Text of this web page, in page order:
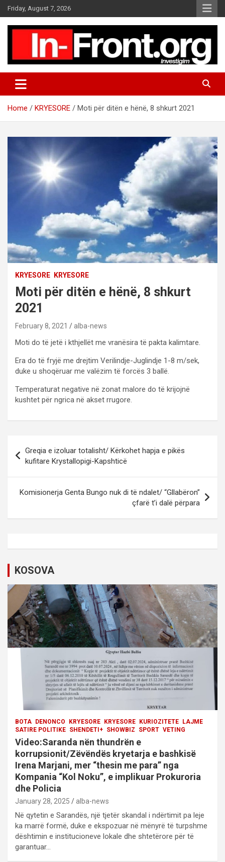
k
n
Friday, August 7, 2026
Home KRYESORE Moti për ditën e hënë, 8 shkurt 2021
KRYESORE KRYESORE
Moti për ditën e hënë, 8 shkurt
2021
February 8, 2021 alba-news
Moti do të jetë i kthjellët me vranësira të pakta kalimtare.
Era do të fryjë me drejtim Verilindje-Juglindje 1-8 m/sek,
duke u shoqëruar me valëzim të forcës 3 ballë.
Temperaturat negative në zonat malore do të krijojnë
kushtet për ngrica në akset rrugore.
s
a
a
i
o
n
Greqia e izoluar totalisht/ Kërkohet hapja e pikës
kufitare Krystallopigi-Kapshticë
Komisionerja Genta Bungo nuk di të ndalet/ “Gllabëron”
çfarë t’i dalë përpara
KOSOVA
BOTA DENONCO KRYESORE KRYESORE KURIOZITETE
LAJME
SATIRE POLITIKE SHENDETI+ SHOWBIZ SPORT VETING
Video:Saranda nën thundrën e
korrupsionit/Zëvëndës kryetarja e bashkisë
Irena Marjani, mer “thesin me para” nga
Kompania “Kol Noku”, e implikuar Prokuroria
dhe Policia
January 28, 2025 alba-news
Në qytetin e Sarandës, një tjetër skandal i ndërtimit pa leje
ka marrë formë, duke e ekspozuar në mënyrë të turpshme
dështimin e institucioneve lokale dhe shtetërore për të
garantuar…